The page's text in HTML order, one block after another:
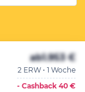
ab1.953 €
2 ERW • 1 Woche
- Cashback 40 €